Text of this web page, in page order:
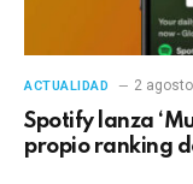
ACTUALIDAD 2
Spotify lanza
propio ranking